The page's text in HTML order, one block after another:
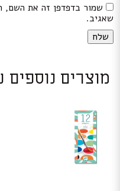
שמור בדפדפן זה את השם,
שאגיב.
מוצרים נוספים